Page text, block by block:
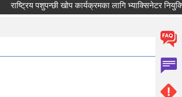
राष्ट्रिय पशुपन्छी खोप कार्यक्रमका लागि भ्याक्सिनेटर